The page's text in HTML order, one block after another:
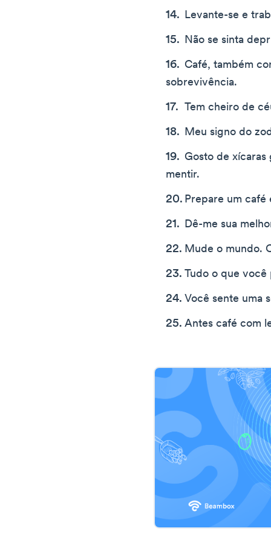
Levante-se e
Não se sinta
Café, também
sobrevivência.
Tem cheiro de
Meu signo do
Gosto de xícaras
mentir.
Prepare um café
Dê-me sua
Mude o mundo.
Tudo o que você
Você sente uma
Antes café com